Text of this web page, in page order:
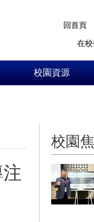
回首頁
在
校園資源
校園